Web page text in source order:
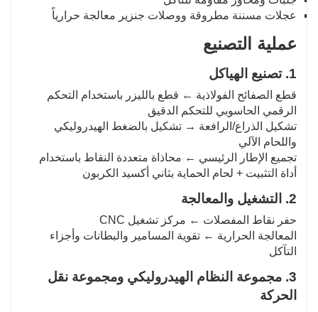
عجلات مسننة مطروقة ووصلات جنزير معالجة حرارياً
عملية التصنيع
1. تصنيع الهياكل
قطع الصفائح الفولاذية ← قطع بالليزر باستخدام التحكم
الرقمي الحاسوبي للتحكم الدقيق
تشكيل الذراع/الرافعة → تشكيل بالضغط الهيدروليكي
واللحام الآلي
تجميع الإطار الرئيسي ← محاذاة متعددة النقاط باستخدام
أداة التثبيت + لحام الحماية بثاني أكسيد الكربون
2. التشغيل والمعالجة
حفر نقاط المفصلات ← مركز تشغيل CNC
المعالجة الحرارية ← تقوية المسامير والبطانات وأجزاء
التآكل
3. مجموعة النظام الهيدروليكي ومجموعة نقل
الحركة